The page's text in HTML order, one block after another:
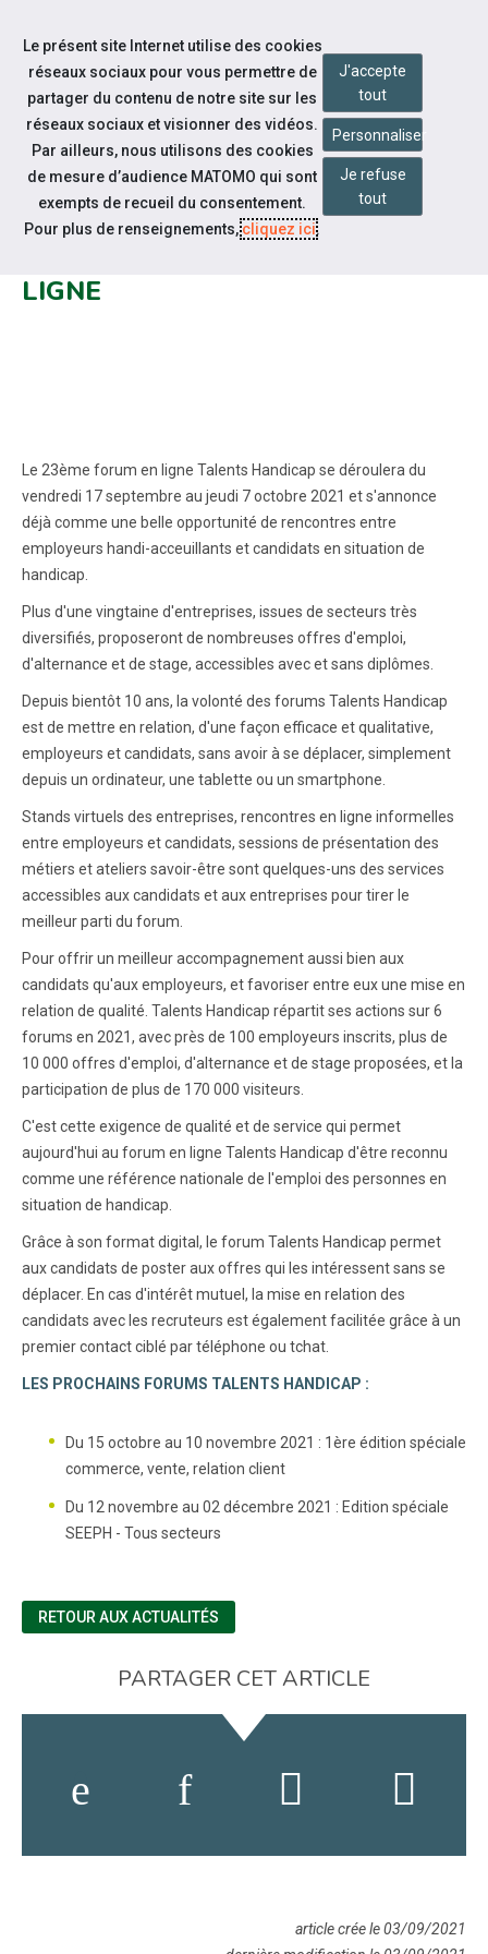
Aller au contenu
Notre actualité
TALENTS HANDICAP : 23EME
LIGNE
Le 23ème forum en ligne Talents Handicap se déroulera du
vendredi 17 septembre au jeudi 7 octobre 2021 et s'annonce
déjà comme une belle opportunité de rencontres entre
employeurs handi-acceuillants et candidats en situation de
handicap.
Plus d'une vingtaine d'entreprises, issues de secteurs très
diversifiés, proposeront de nombreuses offres d'emploi,
d'alternance et de stage, accessibles avec et sans diplômes.
Depuis bientôt 10 ans, la volonté des forums Talents Handicap
est de mettre en relation, d'une façon efficace et qualitative,
employeurs et candidats, sans avoir à se déplacer, simplement
depuis un ordinateur, une tablette ou un smartphone.
Stands virtuels des entreprises, rencontres en ligne informelles
entre employeurs et candidats, sessions de présentation des
métiers et ateliers savoir-être sont quelques-uns des services
accessibles aux candidats et aux entreprises pour tirer le
meilleur parti du forum.
Pour offrir un meilleur accompagnement aussi bien aux
candidats qu'aux employeurs, et favoriser entre eux une mise en
relation de qualité. Talents Handicap répartit ses actions sur 6
forums en 2021, avec près de 100 employeurs inscrits, plus de
10 000 offres d'emploi, d'alternance et de stage proposées, et la
participation de plus de 170 000 visiteurs.
C'est cette exigence de qualité et de service qui permet
aujourd'hui au forum en ligne Talents Handicap d'être reconnu
comme une référence nationale de l'emploi des personnes en
situation de handicap.
Grâce à son format digital, le forum Talents Handicap permet
aux candidats de poster aux offres qui les intéressent sans se
déplacer. En cas d'intérêt mutuel, la mise en relation des
candidats avec les recruteurs est également facilitée grâce à un
premier contact ciblé par téléphone ou tchat.
LES PROCHAINS FORUMS TALENTS HANDICAP :
Du 15 octobre au 10 novembre 2021 : 1ère édition spéciale
commerce, vente, relation client
Du 12 novembre au 02 décembre 2021 : Edition spéciale
SEEPH - Tous secteurs
RETOUR AUX ACTUALITÉS
PARTAGER CET ARTICLE
article crée le 03/09/2021
Le présent site Internet utilise des cookies
réseaux sociaux pour vous permettre de
partager du contenu de notre site sur les
réseaux sociaux et visionner des vidéos.
Par ailleurs, nous utilisons des cookies
de mesure d’audience MATOMO qui sont
exempts de recueil du consentement.
Pour plus de renseignements,cliquez ici.
J'accepte
tout
Personnaliser
Je refuse
tout